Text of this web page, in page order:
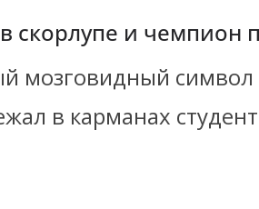
скорлупе и чемпион
мозговидный
в карманах